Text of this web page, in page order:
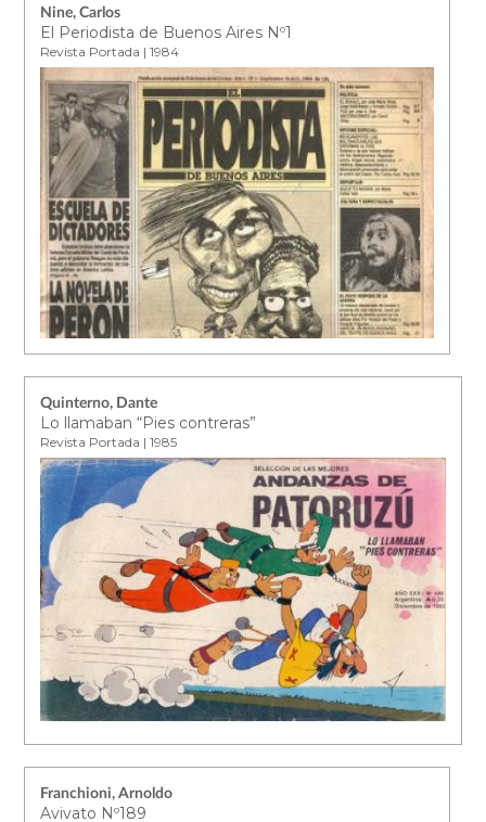
Nine, Carlos
El Periodista de Buenos Aires Nº1
Revista Portada | 1984
Quinterno, Dante
Lo llamaban “Pies contreras”
Revista Portada | 1985
Franchioni, Arnoldo
Avivato Nº189